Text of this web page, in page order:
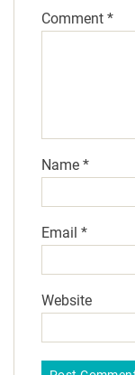
Comment *
Name *
Email *
Website